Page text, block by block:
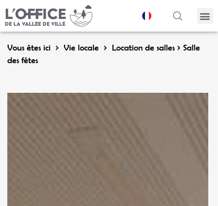
Vous êtes ici Vie locale Location de salles
Salle
des fêtes
Panneau de gestion des cookies